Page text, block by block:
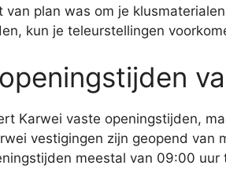
plan was om je
kun je teleurstellingen
Karwei vaste openingstijden,
vestigingen zijn geopend van
meestal van 09:00 uur